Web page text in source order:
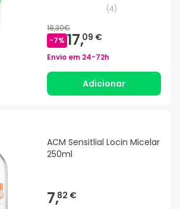
(4)
18,30€
-7% 17,09 €
Envio em 24-72h
Adicionar
ACM Sensitlial Locin Micelar
250ml
7,82 €